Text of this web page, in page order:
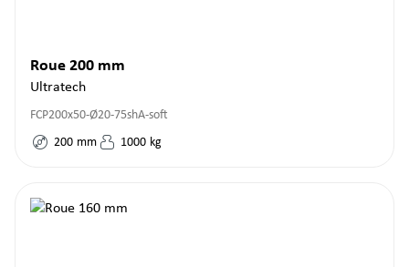
Roue 200 mm
Ultratech
FCP200x50-Ø20-75shA-soft
200 mm 1000 kg